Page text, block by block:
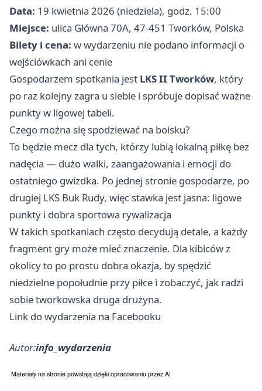
Data: 19 kwietnia 2026 (niedziela), godz. 15:00
Miejsce: ulica Główna 70A, 47-451 Tworków, Polska
Bilety i cena: w wydarzeniu nie podano informacji o
wejściówkach ani cenie
Gospodarzem spotkania jest LKS II Tworków, który
po raz kolejny zagra u siebie i spróbuje dopisać ważne
punkty w ligowej tabeli.
Czego można się spodziewać na boisku?
To będzie mecz dla tych, którzy lubią lokalną piłkę bez
nadęcia — dużo walki, zaangażowania i emocji do
ostatniego gwizdka. Po jednej stronie gospodarze, po
drugiej LKS Buk Rudy, więc stawka jest jasna: ligowe
punkty i dobra sportowa rywalizacja
W takich spotkaniach często decydują detale, a każdy
fragment gry może mieć znaczenie. Dla kibiców z
okolicy to po prostu dobra okazja, by spędzić
niedzielne popołudnie przy piłce i zobaczyć, jak radzi
sobie tworkowska druga drużyna.
Link do wydarzenia na Facebooku
Autor:info_wydarzenia